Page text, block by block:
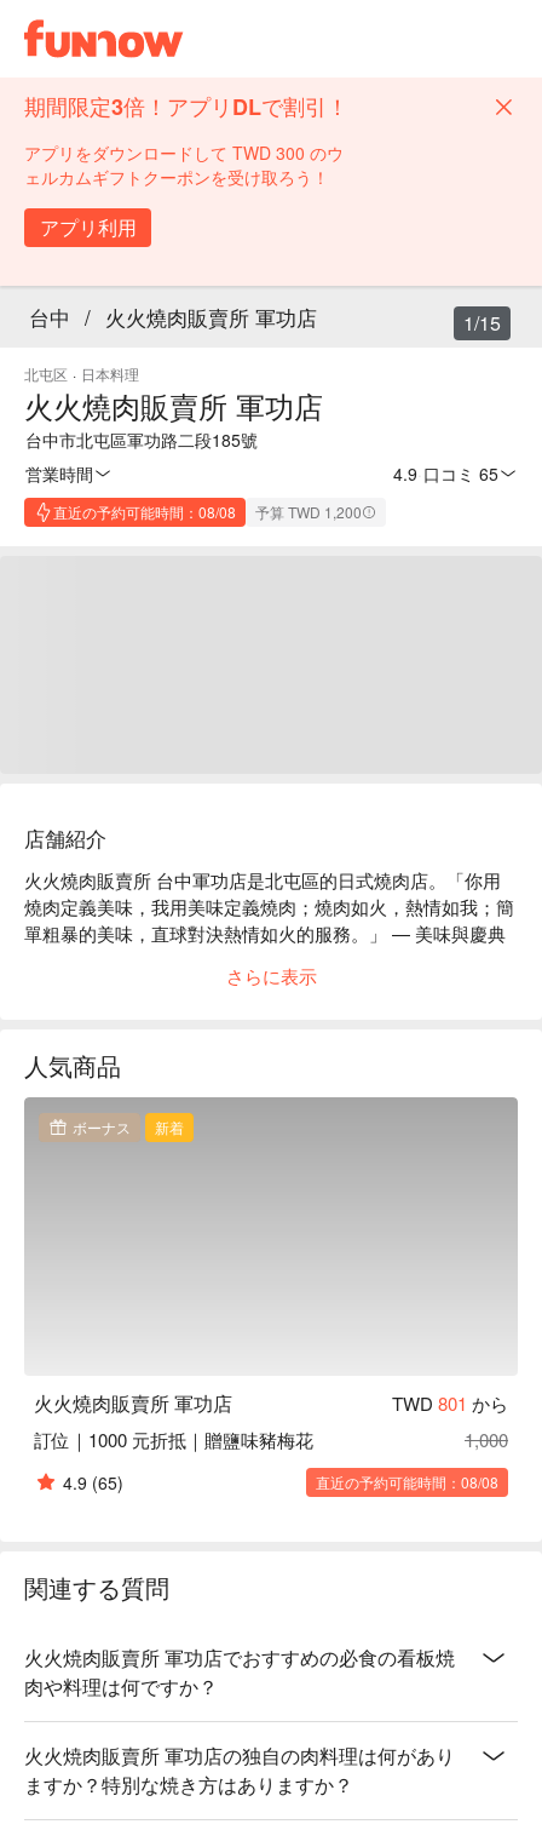
期間限定3倍！アプリDLで割引！
アプリをダウンロードして TWD 300 のウ
ェルカムギフトクーポンを受け取ろう！
アプリ利用
台中 / 火火燒肉販賣所 軍功店
北屯区 · 日本料理
火火燒肉販賣所 軍功店
台中市北屯區軍功路二段185號
営業時間
4.9 口コミ 65
直近の予約可能時間：08/08 予算 TWD 1,200
1/15
店舗紹介
火火燒肉販賣所 台中軍功店是北屯區的日式燒肉店。「你用
燒肉定義美味，我用美味定義燒肉；燒肉如火，熱情如我；簡
單粗暴的美味，直球對決熱情如火的服務。」 — 美味與慶典
火火燒肉販賣所 台中軍功店評價：Google 5 星推薦
孩一起來吃肉肉吧！
火火燒肉販賣所 台中軍功店訂位、火火燒肉販賣所 台中軍功
店優惠資訊立刻查看⬇︎
さらに表示
人気商品
ボーナス 新着
火火燒肉販賣所 軍功店 TWD 801 から
訂位｜1000 元折抵｜贈鹽味豬梅花
1,000
4.9 (65) 直近の予約可能時間：08/08
関連する質問
火火焼肉販賣所 軍功店でおすすめの必食の看板焼
肉や料理は何ですか？
火火焼肉販賣所 軍功店の独自の肉料理は何があり
ますか？特別な焼き方はありますか？